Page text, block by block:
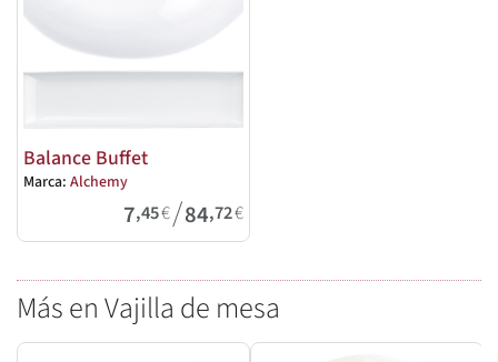
Balance Buffet
Marca: Alchemy
7,45€/84,72€
Más en Vajilla de mesa